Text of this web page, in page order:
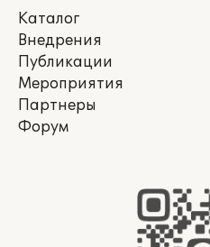
Каталог
Внедрения
Публикации
Мероприятия
Партнеры
Форум